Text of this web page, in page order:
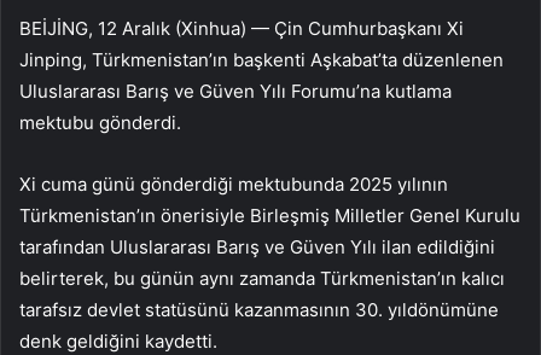
BEİJİNG, 12 Aralık (Xinhua) — Çin Cumhurbaşkanı Xi
Jinping, Türkmenistan’ın başkenti Aşkabat’ta düzenlenen
Uluslararası Barış ve Güven Yılı Forumu’na kutlama
mektubu gönderdi.
Xi cuma günü gönderdiği mektubunda 2025 yılının
Türkmenistan’ın önerisiyle Birleşmiş Milletler Genel Kurulu
tarafından Uluslararası Barış ve Güven Yılı ilan edildiğini
belirterek, bu günün aynı zamanda Türkmenistan’ın kalıcı
tarafsız devlet statüsünü kazanmasının 30. yıldönümüne
denk geldiğini kaydetti.